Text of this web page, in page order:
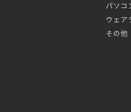
パソコ
ウェア
その他